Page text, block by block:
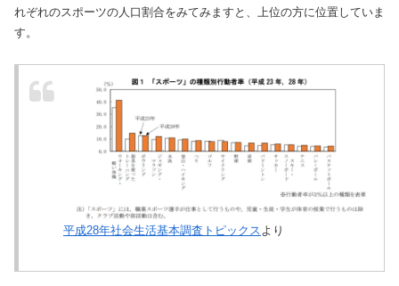
れぞれのスポーツの人口割合をみてみますと、上位の方に位置していま
す。
平成28年社会生活基本調査トピックスより